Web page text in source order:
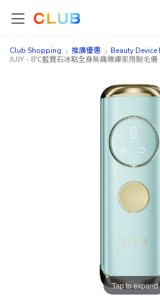
Club Shopping 推廣優惠
Beauty
JUJY - 8℃藍寶石冰點全身無痛嫩膚家用脫毛儀
Tap to expand